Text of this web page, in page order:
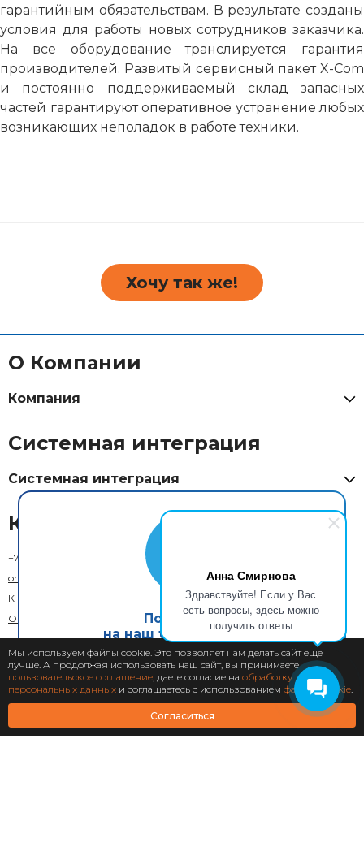
Анна Смирнова
Здравствуйте! Если у Вас
есть вопросы, здесь можно
получить ответы
гарантийным обязательствам. В результате созданы
условия для работы новых сотрудников заказчика.
На все оборудование транслируется гарантия
производителей. Развитый сервисный пакет X-Com
и постоянно поддерживаемый склад запасных
частей гарантируют оперативное устранение любых
возникающих неполадок в работе техники.
Хочу так же!
О Компании
Компания
Системная интеграция
Системная интеграция
Контакты
+7 (800) 333-73-29
(Москва)
order@xcom.ru
К кому обратиться
Обратная связь
© 2018–2026 X-Com. Все права защищены.
Подпишись
на наш telegram канал
Подписаться
Мы используем файлы cookie. Это позволяет нам делать сайт еще
лучше. А продолжая использовать наш сайт, вы принимаете
пользовательское соглашение, даете согласие на обработку
персональных данных и соглашаетесь с использованием файлов cookie.
Согласиться